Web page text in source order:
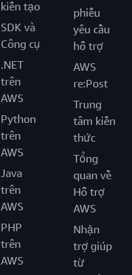
kiến tạo
SDK và
Công cụ
.NET
trên
AWS
Python
trên
AWS
Java
trên
AWS
PHP
trên
AWS
phiếu
yêu cầu
hỗ trợ
AWS
re:Post
Trung
tâm kiến
thức
Tổng
quan về
Hỗ trợ
AWS
Nhận
trợ giúp
từ